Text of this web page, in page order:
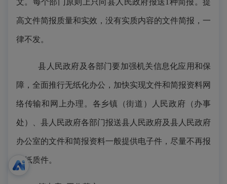
文。每个部门原则上只向县人民政府报送1种简报。提
高文件简报质量和实效，没有实质内容的文件简报，一
律不发。
县人民政府及各部门要加强机关信息化应用和保
障，全面推行无纸化办公，加快实现文件和简报资料网
络传输和网上办理。各乡镇（街道）人民政府（办事
处）、县人民政府各部门报送县人民政府及县人民政府
办公室的文件和简报资料一般提供电子件，尽量不再报
送纸质件。